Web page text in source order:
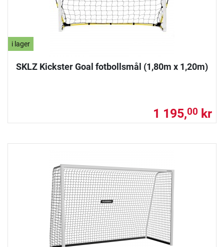
i lager
SKLZ Kickster Goal fotbollsmål (1,80m x 1,20m)
1 195,00 kr